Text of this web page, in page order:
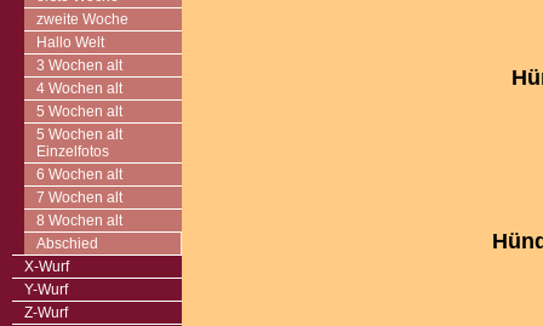
zweite Woche
Hallo Welt
3 Wochen alt
4 Wochen alt
5 Wochen alt
5 Wochen alt
Einzelfotos
6 Wochen alt
7 Wochen alt
8 Wochen alt
Abschied
X-Wurf
Y-Wurf
Z-Wurf